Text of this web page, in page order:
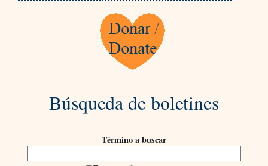
Búsqueda de boletines
Término a buscar